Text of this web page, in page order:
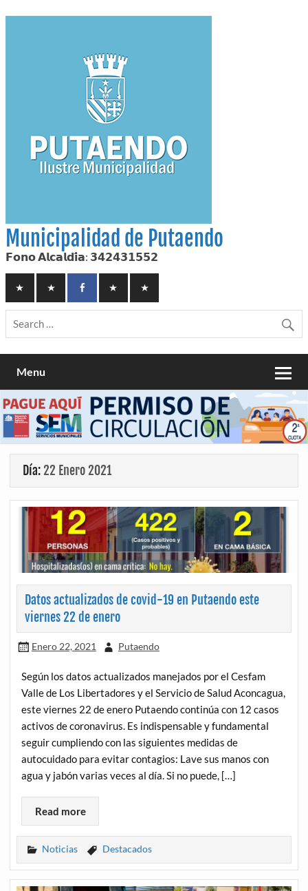
to
Municipalidad de Putaendo
𝗙𝗼𝗻𝗼 𝗔𝗹𝗰𝗮𝗹𝗱𝗶́𝗮: 𝟯𝟰𝟮𝟰𝟯𝟭𝟱𝟱𝟮
Menu
Día: 22 Enero 2021
Datos actualizados de covid-19 en Putaendo este
viernes 22 de enero
Enero 22, 2021 Putaendo
Según los datos actualizados manejados por el Cesfam
Valle de Los Libertadores y el Servicio de Salud Aconcagua,
este viernes 22 de enero Putaendo continúa con 12 casos
activos de coronavirus. Es indispensable y fundamental
seguir cumpliendo con las siguientes medidas de
autocuidado para evitar contagios: Lave sus manos con
agua y jabón varias veces al día. Si no puede, […]
Read more
Noticias Destacados